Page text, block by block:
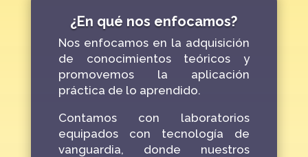
¿En qué nos enfocamos?
Nos enfocamos en la adquisición
de conocimientos teóricos y
promovemos la aplicación
práctica de lo aprendido.
Contamos con laboratorios
equipados con tecnología de
vanguardia, donde nuestros